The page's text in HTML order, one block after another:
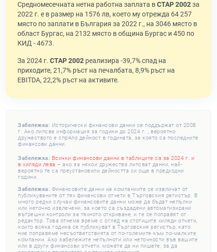
Средномесечната нетна работна заплата вСТАР 2002за
2022 г. е в размер на 1576 лв, което му отрежда 64 257
място по заплати в България за 2022 г., на 3046 място в
област Бургас, на 2132 място в община Бургас и 450 по
КИД - 4673.
За 2024 г. СТАР 2002 реализира -39,7% спад на
приходите, 21,7% ръст на печалбата, 8,9% ръст на
EBITDA, 22,2% ръст на активите.
Забележка: Исторически финансови данни се поддържат от 2008
г. Ако липсва информация за години до 2024 г. , вероятно
дружеството е спряло дейност в годината, за която са последните
финансови данни.
Забележка: Всички финансови данни в таблиците са за 2024 г. и
в хиляди лева – ако за някои дружества липсват данни, най-
вероятно те са преустановили дейността си още в предходни
години.
Забележка: Финансовите данни на компаниите се извличат от
публикуваните от тях финансови отчети в Търговския регистър. В
много редки случаи финансовите данни може да бъдат непълни
или неточно извлечени, за което са създадени автоматизирани
вътрешни контроли за тяхното откриване, и те се поправят от
редактор. Това отнема време с оглед на стотиците хиляди отчети,
които всяка година се публикуват в Търговския регистър, като
ние поправяме несъответствията от по-големите към по-малките
компании. Ако забележите непълноти или неточности във вашите
или в други финансови отчети, можете да ни пишете, за да